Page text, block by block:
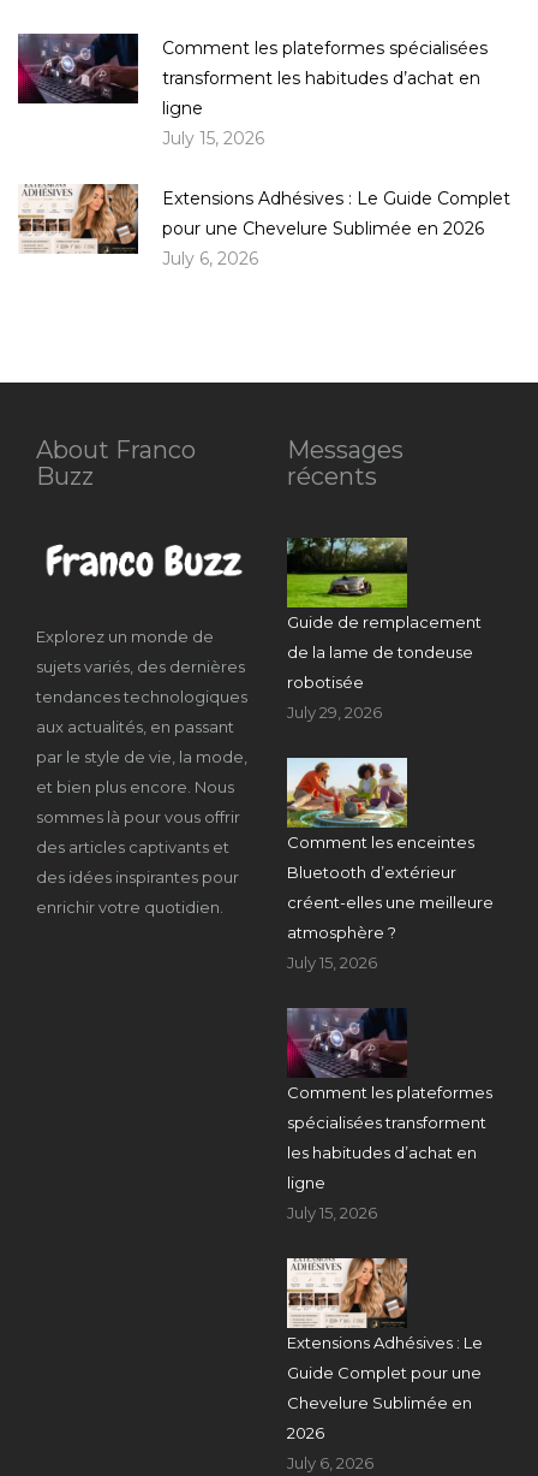
Comment les plateformes spécialisées
transforment les habitudes d’achat en
ligne
July 15, 2026
Extensions Adhésives : Le Guide Complet
pour une Chevelure Sublimée en 2026
July 6, 2026
About Franco
Buzz
Explorez un monde de
sujets variés, des dernières
tendances technologiques
aux actualités, en passant
par le style de vie, la mode,
et bien plus encore. Nous
sommes là pour vous offrir
des articles captivants et
des idées inspirantes pour
enrichir votre quotidien.
Messages
récents
Guide de remplacement
de la lame de tondeuse
robotisée
July 29, 2026
Comment les enceintes
Bluetooth d’extérieur
créent-elles une meilleure
atmosphère ?
July 15, 2026
Comment les plateformes
spécialisées transforment
les habitudes d’achat en
ligne
July 15, 2026
Extensions Adhésives : Le
Guide Complet pour une
Chevelure Sublimée en
2026
July 6, 2026